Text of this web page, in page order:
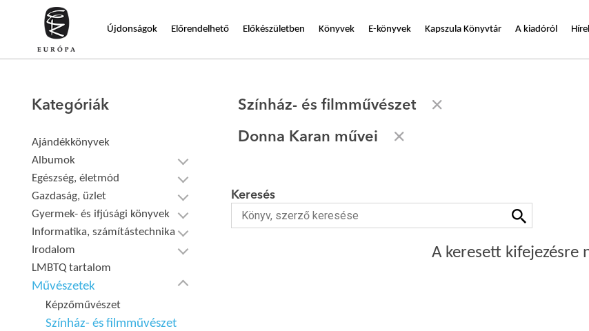
Újdonságok Előrendelhető Előkészületben Könyvek E-könyvek Kapszula Könyvtár A kiadóról
Kategóriák
Ajándékkönyvek
Albumok
Egészség, életmód
Gazdaság, üzlet
Gyermek- és ifjúsági könyvek
Informatika, számítástechnika
Irodalom
LMBTQ tartalom
Művészetek
Képzőművészet
Színház- és filmművészet
Színház- és filmművészet
Donna Karan művei
Keresés
A keresett kifejezésre